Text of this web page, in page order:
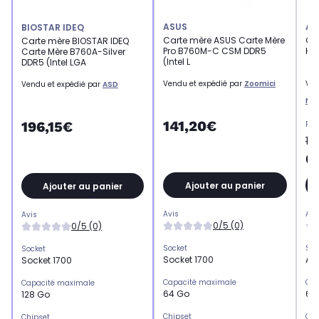
BIOSTAR IDEQ
Carte mère BIOSTAR IDEQ
Carte Mère B760A-Silver
DDR5 (Intel LGA
Vendu et expédié par ASD
196,15€
Ajouter au panier
Avis
0/5 (0)
Socket
Socket 1700
Capacité maximale
128 Go
ASUS
Carte mère ASUS Carte Mère
Pro B760M-C CSM DDR5
(Intel L
Vendu et expédié par Zoomici
141,20€
Ajouter au panier
Avis
0/5 (0)
Socket
Socket 1700
Capacité maximale
64 Go
Chipset
64